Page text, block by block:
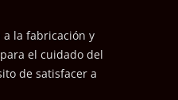
a la fabricación y
el cuidado del
de satisfacer a